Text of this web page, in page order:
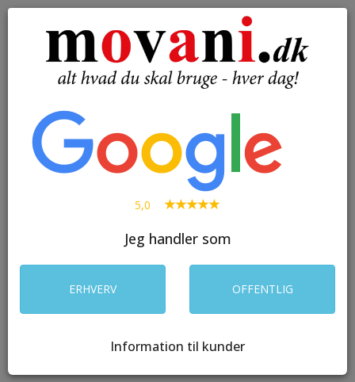
Toggle
5,0
Jeg handler som
ERHVERV OFFENTLIG
Information til kunder